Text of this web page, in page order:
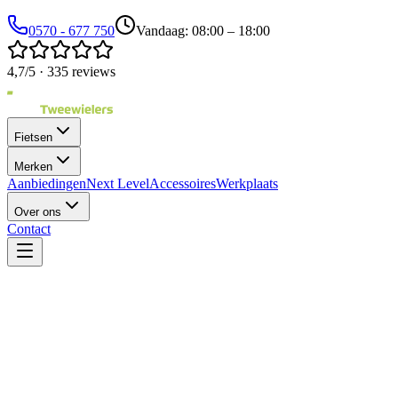
0570 - 677 750 Vandaag: 08:00 – 18:00
4,7/5 · 335 reviews
Fietsen
Merken
AanbiedingenNext LevelAccessoiresWerkplaats
Over ons
Contact